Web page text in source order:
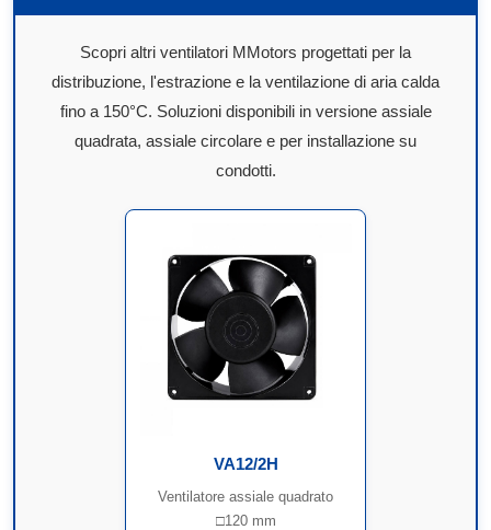
Scopri altri ventilatori MMotors progettati per la
distribuzione, l'estrazione e la ventilazione di aria calda
fino a 150°C. Soluzioni disponibili in versione assiale
quadrata, assiale circolare e per installazione su
condotti.
VA12/2H
Ventilatore assiale quadrato
□120 mm